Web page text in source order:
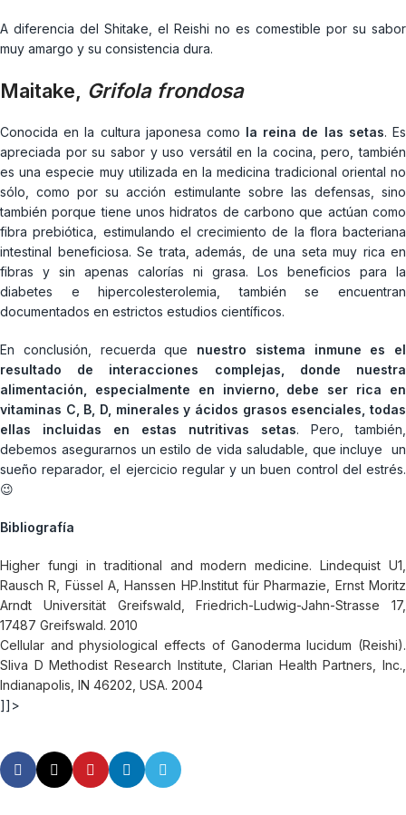
A diferencia del Shitake, el Reishi no es comestible por su sabor
muy amargo y su consistencia dura.
Maitake, Grifola frondosa
Conocida en la cultura japonesa como la reina de las setas. Es
apreciada por su sabor y uso versátil en la cocina, pero, también
es una especie muy utilizada en la medicina tradicional oriental no
sólo, como por su acción estimulante sobre las defensas, sino
también porque tiene unos hidratos de carbono que actúan como
fibra prebiótica, estimulando el crecimiento de la flora bacteriana
intestinal beneficiosa. Se trata, además, de una seta muy rica en
fibras y sin apenas calorías ni grasa. Los beneficios para la
diabetes e hipercolesterolemia, también se encuentran
documentados en estrictos estudios científicos.
En conclusión, recuerda que nuestro sistema inmune es el
resultado de interacciones complejas, donde nuestra
alimentación, especialmente en invierno, debe ser rica en
vitaminas C, B, D, minerales y ácidos grasos esenciales, todas
ellas incluidas en estas nutritivas setas. Pero, también,
debemos asegurarnos un estilo de vida saludable, que incluye un
sueño reparador, el ejercicio regular y un buen control del estrés.
😉
Bibliografía
Higher fungi in traditional and modern medicine. Lindequist U1,
Rausch R, Füssel A, Hanssen HP.Institut für Pharmazie, Ernst Moritz
Arndt Universität Greifswald, Friedrich-Ludwig-Jahn-Strasse 17,
17487 Greifswald. 2010
Cellular and physiological effects of Ganoderma lucidum (Reishi).
Sliva D Methodist Research Institute, Clarian Health Partners, Inc.,
Indianapolis, IN 46202, USA. 2004
]]>